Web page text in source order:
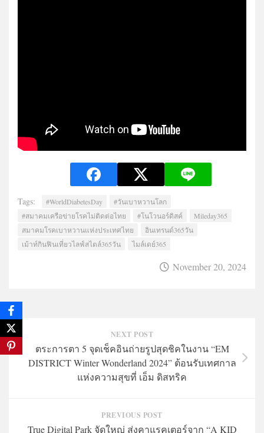
Tags: #WorldDiabetesDay
#วันเบาหวานโลก
#สมาคมเครือข่ายโรคไม่ติดต่อไทย
#โนโวนอร์ดิสค์
Mileday365
สมาคมโรคเบาหวานแห่งประเทศไทย
อินเทรนด์365วัน
เม้าท์กินฟินเที่ยวไลฟ์สไตล์365วัน
ไมล์เดย์365
November 20, 2024
NEXT POST
ตระการตา 5 จุดเช็คอินถ่ายรูปสุดชิคในงาน “EM
DISTRICT Winter Wonderland 2024” ต้อนรับเทศกาล
แห่งความสุขที่ เอ็ม ดิสทริค
PREVIOUS POST
True Digital Park จัดใหญ่ ส่งคาแรคเตอร์จาก “A KID